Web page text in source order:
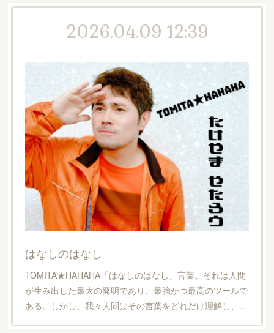
2026.04.09 12:39
はなしのはなし
TOMITA★HAHAHA「はなしのはなし」言葉。それは人間
が生み出した最大の発明であり、最強かつ最高のツールで
ある。しかし、我々人間はその言葉をどれだけ理解し、…